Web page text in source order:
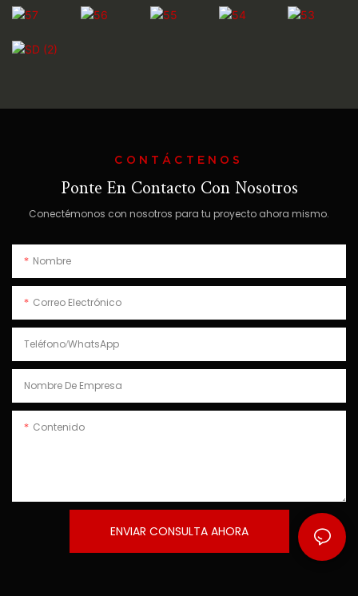
CONTÁCTENOS
Ponte En Contacto Con Nosotros
Conectémonos con nosotros para tu proyecto ahora mismo.
Nombre
Correo Electrónico
Teléfono/WhatsApp
Nombre De Empresa
Contenido
ENVIAR CONSULTA AHORA